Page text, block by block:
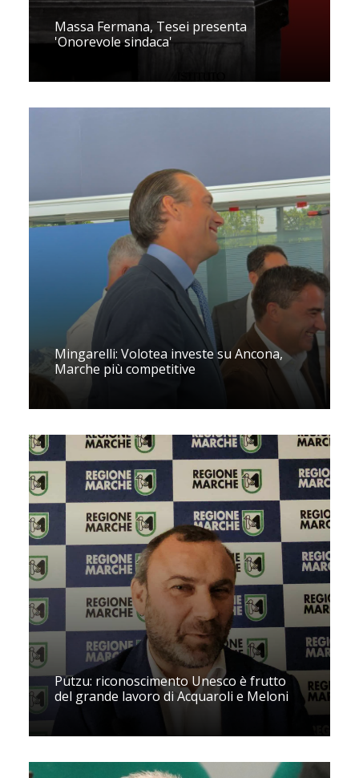
Massa Fermana, Tesei presenta
'Onorevole sindaca'
Mingarelli: Volotea investe su Ancona,
Marche più competitive
Putzu: riconoscimento Unesco è frutto
del grande lavoro di Acquaroli e Meloni